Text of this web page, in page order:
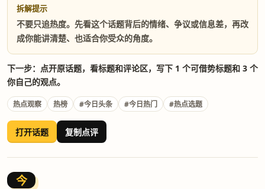
拆解提示
不要只追热度。先看这个话题背后的情绪、争议或信息差，再改
成你能讲清楚、也适合你受众的角度。
下一步：点开原话题，看标题和评论区，写下 1 个可借势标题和 3 个
你自己的观点。
热点观察 热榜 #今日头条 #今日热门 #热点选题
打开话题 复制点评
今